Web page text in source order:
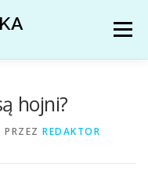
Menu
hojni?
PRZEZ REDAKTOR